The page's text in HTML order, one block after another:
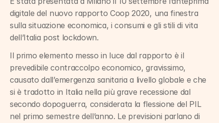
digitale del nuovo rapporto Coop 2020, una finestra
sulla situazione economica, i consumi e gli stili di vita
dell’Italia post lockdown.
Il primo elemento messo in luce dal rapporto è il
prevedibile contraccolpo economico, gravissimo,
causato dall’emergenza sanitaria a livello globale e che
si è tradotto in Italia nella più grave recessione dal
secondo dopoguerra, considerata la flessione del PIL
nel primo semestre dell’anno. Le previsioni parlano di